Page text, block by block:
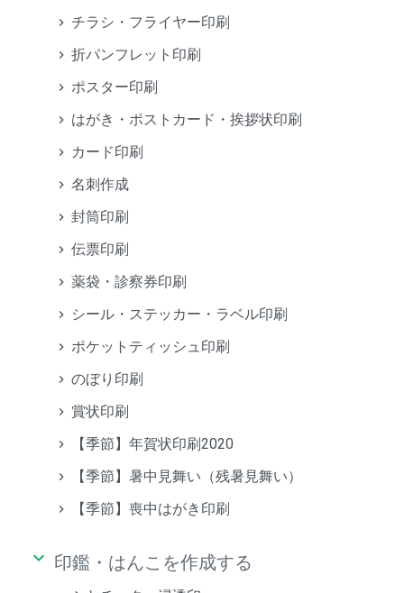
チラシ・フライヤー印刷
折パンフレット印刷
ポスター印刷
はがき・ポストカード・挨拶状印刷
カード印刷
名刺作成
封筒印刷
伝票印刷
薬袋・診察券印刷
シール・ステッカー・ラベル印刷
ポケットティッシュ印刷
のぼり印刷
賞状印刷
【季節】年賀状印刷2020
【季節】暑中見舞い（残暑見舞い）
【季節】喪中はがき印刷
keyboard_arrow_down 印鑑・はんこを作成する